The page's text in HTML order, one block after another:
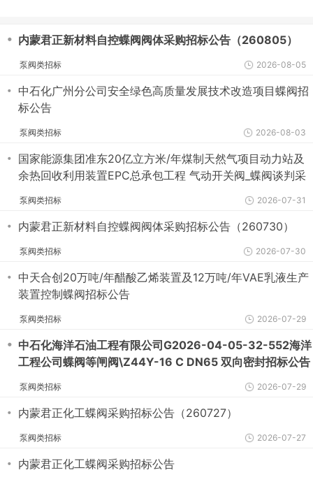
・ 内蒙君正新材料自控蝶阀阀体采购招标公告（260805）
泵阀类招标 2026-08-05
・ 中石化广州分公司安全绿色高质量发展技术改造项目蝶阀招
标公告
泵阀类招标 2026-08-03
・ 国家能源集团准东20亿立方米/年煤制天然气项目动力站及
余热回收利用装置EPC总承包工程 气动开关阀_蝶阀谈判采
泵阀类招标 2026-07-31
・ 内蒙君正新材料自控蝶阀阀体采购招标公告（260730）
泵阀类招标 2026-07-30
・ 中天合创20万吨/年醋酸乙烯装置及12万吨/年VAE乳液生产
装置控制蝶阀招标公告
泵阀类招标 2026-07-29
・ 中石化海洋石油工程有限公司G2026-04-05-32-552海洋
工程公司蝶阀等闸阀\Z44Y-16 C DN65 双向密封招标公告
泵阀类招标 2026-07-29
・ 内蒙君正化工蝶阀采购招标公告（260727）
泵阀类招标 2026-07-27
・ 内蒙君正化工蝶阀采购招标公告